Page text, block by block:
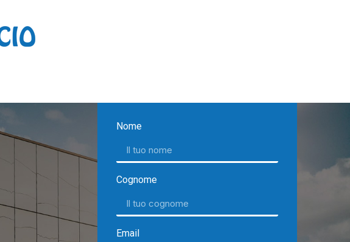
Nome
Cognome
Email